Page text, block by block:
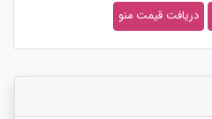
دریافت قیمت منو